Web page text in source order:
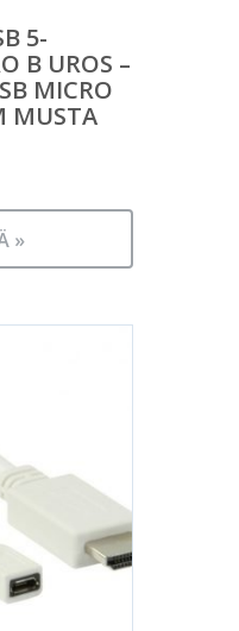
5-
B UROS –
MICRO
MUSTA
»